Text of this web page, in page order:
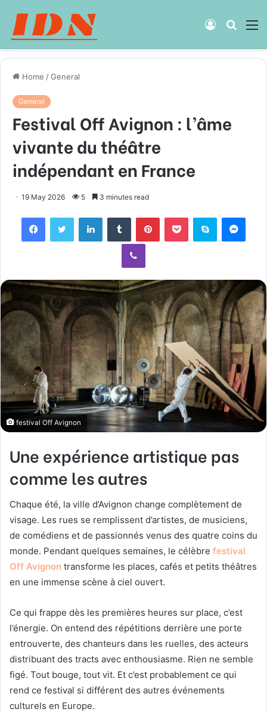
Search
Log
Home /General
General
Festival Off Avignon : l’âme
vivante du théâtre
indépendant en France
19 May 2026 5 3 minutes read
FacebookTwitter LinkedInTumblr PinterestPocket Skype
Viber
festival Off Avignon
Une expérience artistique pas
comme les autres
Chaque été, la ville d’Avignon change complètement de
visage. Les rues se remplissent d’artistes, de musiciens,
de comédiens et de passionnés venus des quatre coins du
monde. Pendant quelques semaines, le célèbre festival
Off Avignon transforme les places, cafés et petits théâtres
en une immense scène à ciel ouvert.
Ce qui frappe dès les premières heures sur place, c’est
l’énergie. On entend des répétitions derrière une porte
entrouverte, des chanteurs dans les ruelles, des acteurs
distribuant des tracts avec enthousiasme. Rien ne semble
figé. Tout bouge, tout vit. Et c’est probablement ce qui
rend ce festival si différent des autres événements
culturels en Europe.